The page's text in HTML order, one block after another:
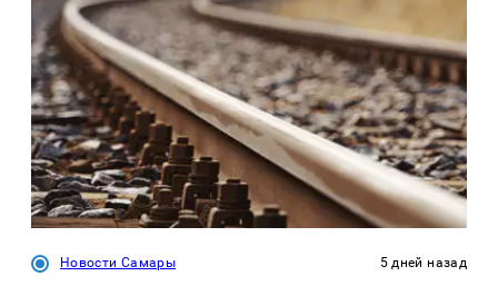
Новости Самары 5 дней назад